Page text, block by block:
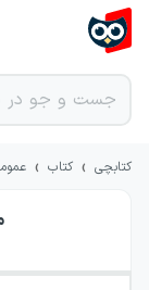
کتابچی › کتاب ›